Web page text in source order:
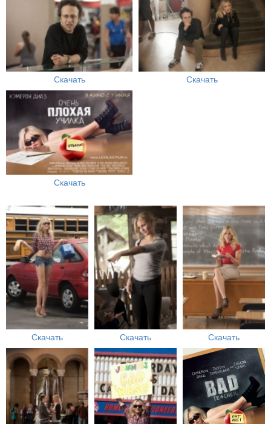
Скачать Скачать
Скачать
Скачать Скачать Скачать